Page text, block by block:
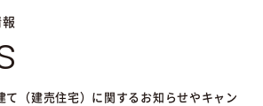
て（建売住宅）に関するお知らせやキャン